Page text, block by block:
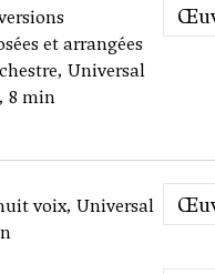
et arrangées
Universal
8 min
voix, Universal